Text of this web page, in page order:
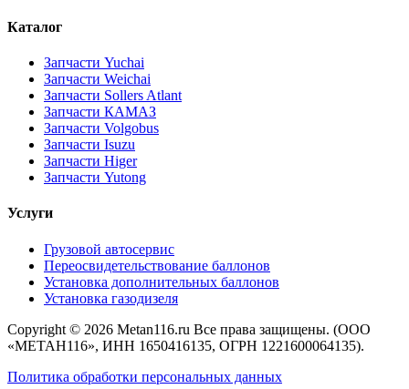
Каталог
Запчасти Yuchai
Запчасти Weichai
Запчасти Sollers Atlant
Запчасти КАМАЗ
Запчасти Volgobus
Запчасти Isuzu
Запчасти Higer
Запчасти Yutong
Услуги
Грузовой автосервис
Переосвидетельствование баллонов
Установка дополнительных баллонов
Установка газодизеля
Copyright © 2026 Metan116.ru Все права защищены. (ООО
«МЕТАН116», ИНН 1650416135, ОГРН 1221600064135).
Политика обработки персональных данных